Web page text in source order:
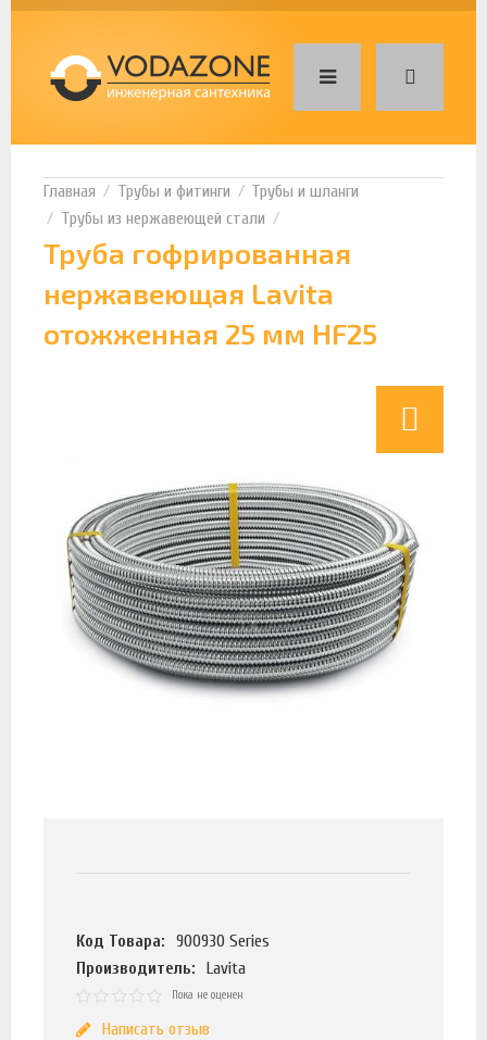
Трубы и фитинги
Трубы и шланги
Трубы из нержавеющей стали
Труба гофрированная
нержавеющая Lavita
отожженная 25 мм HF25
Код Товара:
900930 Series
Производитель:
Lavita
Пока не оценен
Написать отзыв